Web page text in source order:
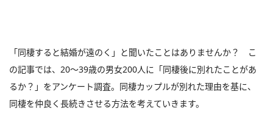
「同棲すると結婚が遠のく」と聞いたことはありませんか？ こ
の記事では、20～39歳の男女200人に「同棲後に別れたことがあ
るか？」をアンケート調査。同棲カップルが別れた理由を基に、
同棲を仲良く長続きさせる方法を考えていきます。